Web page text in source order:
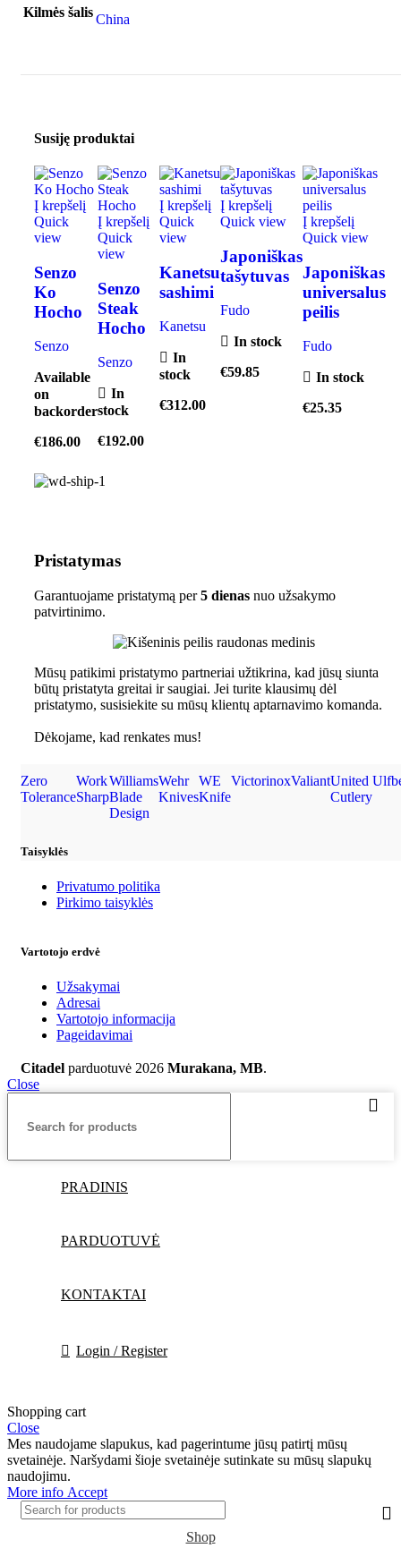
Kilmės šalisChina
Susiję produktai
Į krepšelį
Quick
view
Senzo
Ko
Hocho
Senzo
Available
on
backorder
€186.00
Į krepšelį
Quick
view
Senzo
Steak
Hocho
Senzo
In
stock
€192.00
Į krepšelį
Quick
view
Kanetsu
sashimi
Kanetsu
In
stock
€312.00
Į krepšelį
Quick view
Japoniškas
tašytuvas
Fudo
In stock
€59.85
Į krepšelį
Quick view
Japoniškas
universalus
peilis
Fudo
In stock
€25.35
Pristatymas
Garantuojame pristatymą per5 dienas nuo užsakymo
patvirtinimo.
Mūsų patikimi pristatymo partneriai užtikrina, kad jūsų siunta
būtų pristatyta greitai ir saugiai. Jei turite klausimų dėl
pristatymo, susisiekite su mūsų klientų aptarnavimo komanda.
Dėkojame, kad renkates mus!
Zero
Tolerance
Work
Sharp
Williams
Blade
Design
Wehr
Knives
WE
Knife
VictorinoxValiantUnited
Cutlery
Taisyklės
Privatumo politika
Pirkimo taisyklės
Vartotojo erdvė
Užsakymai
Adresai
Vartotojo informacija
Pageidavimai
Citadel parduotuvė 2026 Murakana, MB.
Close
PRADINIS
PARDUOTUVĖ
KONTAKTAI
Login / Register
Shopping cart
Close
Mes naudojame slapukus, kad pagerintume jūsų patirtį mūsų
svetainėje. Naršydami šioje svetainėje sutinkate su mūsų slapukų
naudojimu.
More info Accept
Shop